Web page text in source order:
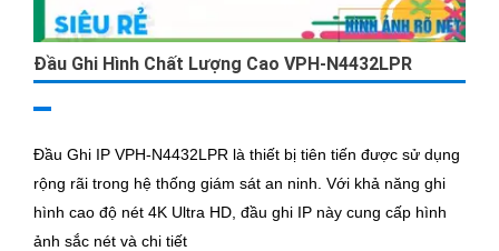
Đầu Ghi Hình Chất Lượng Cao VPH-N4432LPR
Đầu Ghi IP VPH-N4432LPR là thiết bị tiên tiến được sử dụng
rộng rãi trong hệ thống giám sát an ninh. Với khả năng ghi
hình cao độ nét 4K Ultra HD, đầu ghi IP này cung cấp hình
ảnh sắc nét và chi tiết